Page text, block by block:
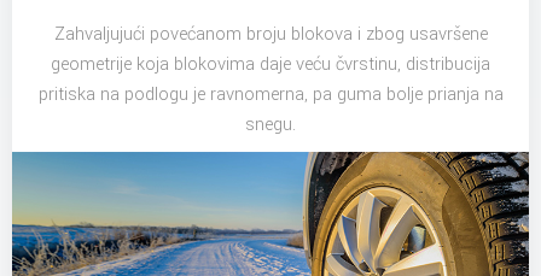
Zahvaljujući povećanom broju blokova i zbog usavršene
geometrije koja blokovima daje veću čvrstinu, distribucija
pritiska na podlogu je ravnomerna, pa guma bolje prianja na
snegu.